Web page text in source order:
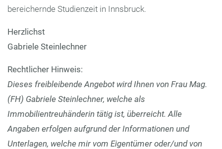
bereichernde Studienzeit in Innsbruck.
Herzlichst
Gabriele Steinlechner
Rechtlicher Hinweis:
Dieses freibleibende Angebot wird Ihnen von Frau Mag.
(FH) Gabriele Steinlechner, welche als
Immobilientreuhänderin tätig ist, überreicht. Alle
Angaben erfolgen aufgrund der Informationen und
Unterlagen, welche mir vom Eigentümer oder/und von